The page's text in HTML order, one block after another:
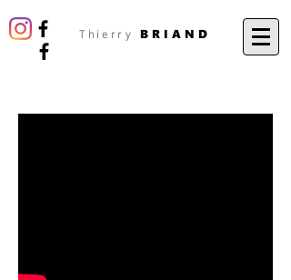
Thierry BRIAND